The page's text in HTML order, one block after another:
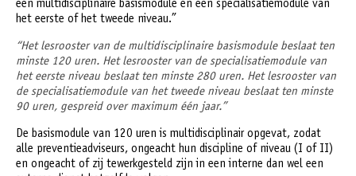
een multidisciplinaire basismodule en een specialisatiemodule van
het eerste of het tweede niveau.”
“Het lesrooster van de multidisciplinaire basismodule beslaat ten
minste 120 uren. Het lesrooster van de specialisatiemodule van
het eerste niveau beslaat ten minste 280 uren. Het lesrooster van
de specialisatiemodule van het tweede niveau beslaat ten minste
90 uren, gespreid over maximum één jaar.”
De basismodule van 120 uren is multidisciplinair opgevat, zodat
alle preventieadviseurs, ongeacht hun discipline of niveau (I of II)
en ongeacht of zij tewerkgesteld zijn in een interne dan wel een